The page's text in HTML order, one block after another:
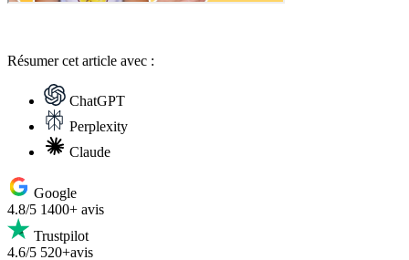
Résumercet article avec :
ChatGPT
Perplexity
Claude
Google
4.8/5 1400+ avis
Trustpilot
4.6/5 520+avis